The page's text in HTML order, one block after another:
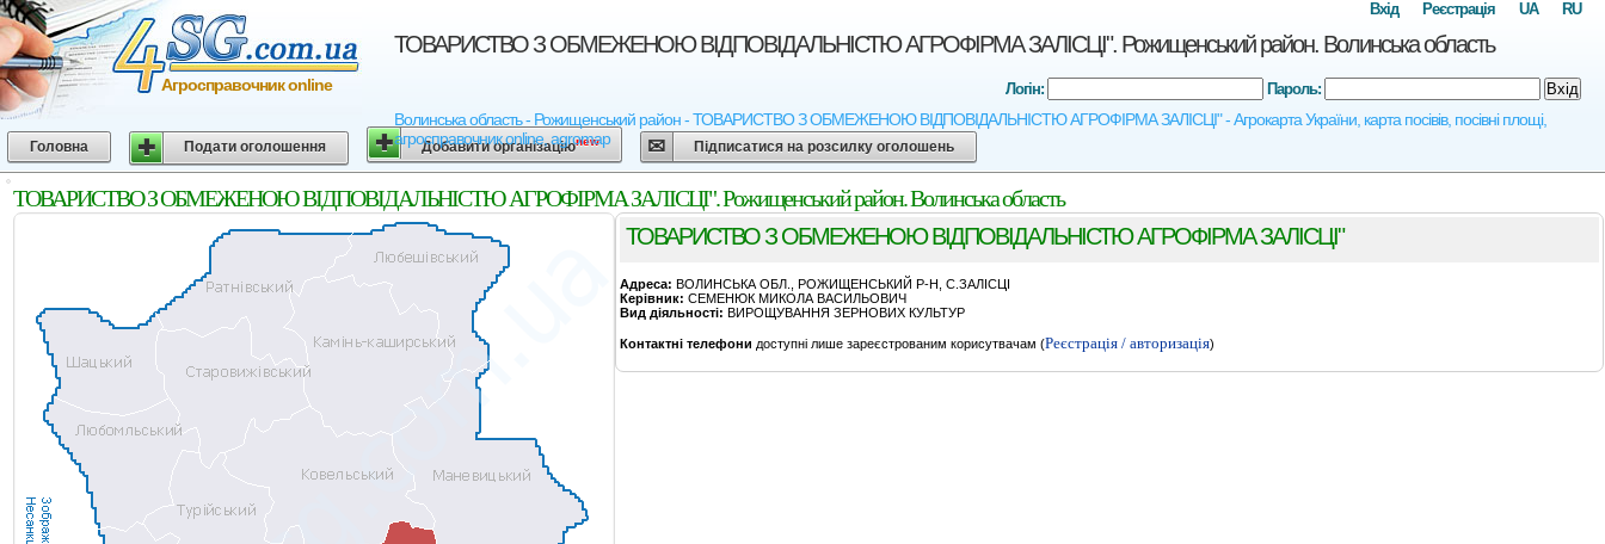
ТОВАРИСТВО З ОБМЕЖЕНОЮ ВІДПОВІДАЛЬНІСТЮ АГРОФІРМА ЗАЛІСЦІ". Рожищенський район. Волинська область
Волинська область - Рожищенський район - ТОВАРИСТВО З ОБМЕЖЕНОЮ ВІДПОВІДАЛЬНІСТЮ АГРОФІРМА ЗАЛІСЦІ" - Агрокарта України, карта посівів, посівні площі,
агросправочник online, agromap
Агросправочник online
RU
UA
Реєстрація
Вхід
Логін: Пароль: Вхід
Головна Подати оголошення Добавити організаціюnew Підписатися на розсилку оголошень
ТОВАРИСТВО З ОБМЕЖЕНОЮ ВІДПОВІДАЛЬНІСТЮ АГРОФІРМА ЗАЛІСЦІ". Рожищенський район. Волинська область
ТОВАРИСТВО З ОБМЕЖЕНОЮ ВІДПОВІДАЛЬНІСТЮ АГРОФІРМА ЗАЛІСЦІ"
Адреса: ВОЛИНСЬКА ОБЛ., РОЖИЩЕНСЬКИЙ Р-Н, С.ЗАЛІСЦІ
Керівник: СЕМЕНЮК МИКОЛА ВАСИЛЬОВИЧ
Вид діяльності: ВИРОЩУВАННЯ ЗЕРНОВИХ КУЛЬТУР
Контактні телефони доступні лише зареєстрованим корисутвачам (Реєстрація / авторизація)